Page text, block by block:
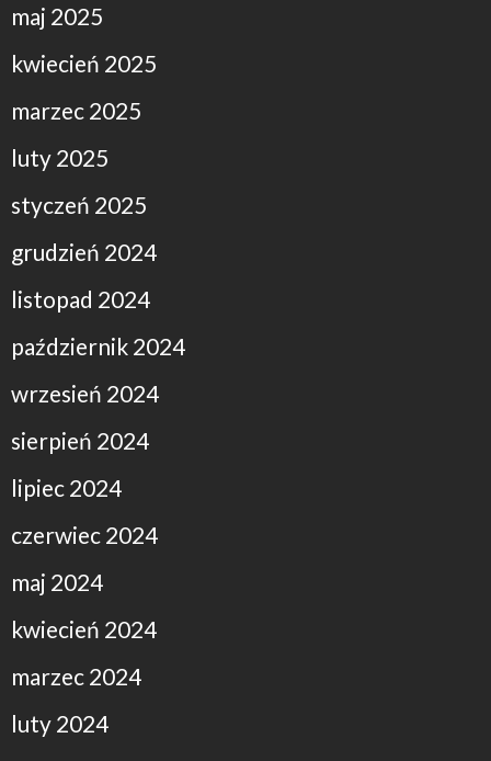
maj 2025
kwiecień 2025
marzec 2025
luty 2025
styczeń 2025
grudzień 2024
listopad 2024
październik 2024
wrzesień 2024
sierpień 2024
lipiec 2024
czerwiec 2024
maj 2024
kwiecień 2024
marzec 2024
luty 2024